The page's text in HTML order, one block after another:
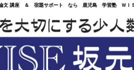
文 講座 ＆ 宿題サポート なら 鹿児島 学習塾 ＷＩＳ